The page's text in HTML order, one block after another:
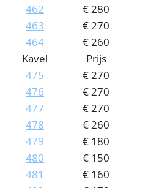
462
€ 280
463
€ 270
464
€ 260
Kavel
Prijs
475
€ 270
476
€ 270
477
€ 270
478
€ 260
479
€ 180
480
€ 150
481
€ 160